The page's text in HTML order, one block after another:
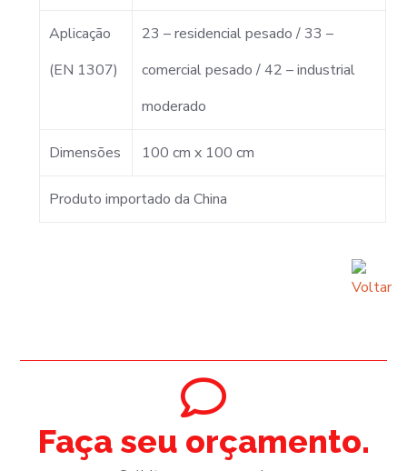
Aplicação
(EN 1307)
23 – residencial pesado / 33 –
comercial pesado / 42 – industrial
moderado
Dimensões 100 cm x 100 cm
Produto importado da China
Faça seu orçamento.